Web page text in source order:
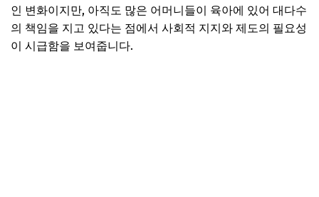
인 변화이지만, 아직도 많은 어머니들이 육아에 있어 대다수
의 책임을 지고 있다는 점에서 사회적 지지와 제도의 필요성
이 시급함을 보여줍니다.